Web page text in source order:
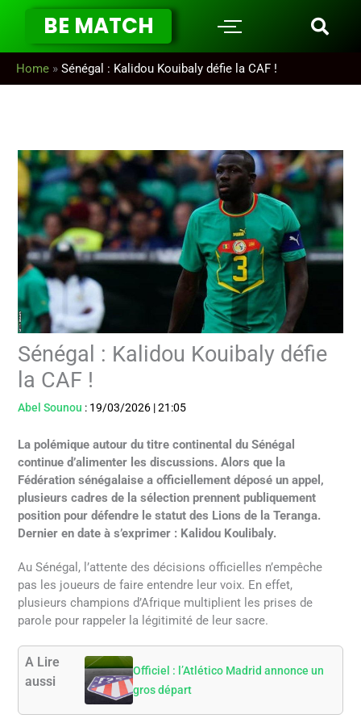
contenu
BE MATCH
Home » Sénégal : Kalidou Kouibaly défie la CAF !
Sénégal : Kalidou Kouibaly défie
la CAF !
Abel Sounou : 19/03/2026 |21:05
La polémique autour du titre continental du Sénégal
continue d’alimenter les discussions. Alors que la
Fédération sénégalaise a officiellement déposé un appel,
plusieurs cadres de la sélection prennent publiquement
position pour défendre le statut des Lions de la Teranga.
Dernier en date à s’exprimer : Kalidou Koulibaly.
Au Sénégal, l’attente des décisions officielles n’empêche
pas les joueurs de faire entendre leur voix. En effet,
plusieurs champions d’Afrique multiplient les prises de
parole pour rappeler la légitimité de leur sacre.
A Lire
aussi
Officiel : l’Atlético Madrid annonce un
gros départ